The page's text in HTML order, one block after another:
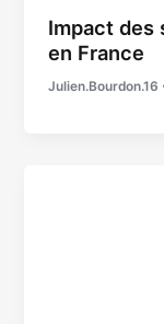
Impact des
en France
Julien.Bourdon.16